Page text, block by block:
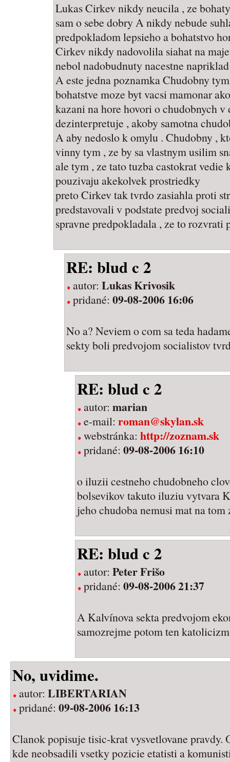
Lukas Cirkev nikdy neucila , ze
sam o sebe dobry A nikdy nebude
predpokladom lepsieho a bohatstvo
Cirkev nikdy nadovolila siahat na
nebol nadobudnuty nacestne
A este jedna poznamka Chudobny
bohatstve moze byt vacsi mamonar
kazani na hore hovori o chudobnych v
dezinterpretuje , akoby samotna
A aby nedoslo k omylu . Chudobny ,
vinny tym , ze by sa vlastnym usilim
ale tym , ze tato tuzba castokrat vedie
pouzivaju akekolvek prostriedky
preto Cirkev tak tvrdo zasiahla proti
predstavovali v podstate predvoj
spravne predpokladala , ze to rozvrati
RE: blud c 2
autor: Lukas Krivosik
pridané: 09-08-2006 16:06
No a? Neviem o com sa teda
sekty boli predvojom socialistov
RE: blud c 2
autor: marian
e-mail: roman@skylan.sk
webstránka: http://zoznam.sk
pridané: 09-08-2006 16:10
o iluzii cestneho chudobneho
bolsevikov takuto iluziu vytvara
jeho chudoba nemusi mat na
RE: blud c 2
autor: Peter Frišo
pridané: 09-08-2006 21:37
A Kalvínova sekta predvojom
samozrejme potom ten
No, uvidime.
autor: LIBERTARIAN
pridané: 09-08-2006 16:13
Clanok popisuje tisic-krat vysvetlovane pravdy.
kde neobsadili vsetky pozicie etatisti a